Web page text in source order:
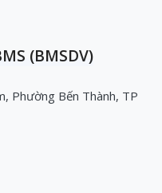
(BMSDV)
Phường Bến Thành, TP